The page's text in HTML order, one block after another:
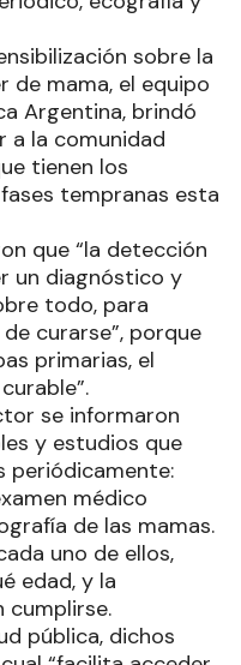
sobre la
de mama, el equipo
Argentina, brindó
a la comunidad
tienen los
tempranas esta
que “la detección
un diagnóstico y
todo, para
curarse”, porque
primarias, el
se informaron
y estudios que
periódicamente:
médico
de las mamas.
uno de ellos,
edad, y la
cumplirse.
pública, dichos